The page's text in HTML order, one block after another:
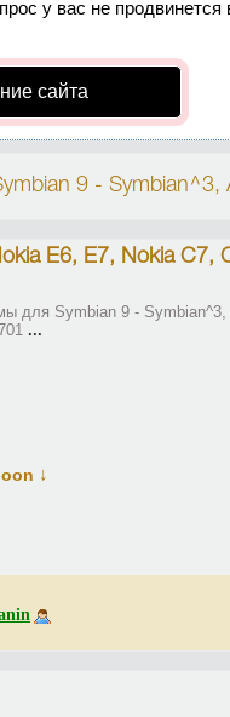
у вас не
сайта
9 - Symbian^3,
E6, E7, Nokia
для Symbian 9 - Symbian^3,
...
↓